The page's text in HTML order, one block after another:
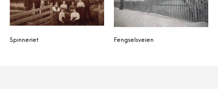
Spinneriet Fengselsveien